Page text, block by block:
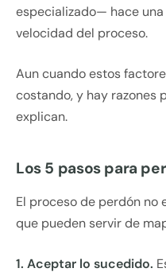
especializado— hace
velocidad del proceso.
Aun cuando estos
costando, y hay razones
explican.
Los 5 pasos para
El proceso de perdón no
que pueden servir de
1. Aceptar lo sucedido.